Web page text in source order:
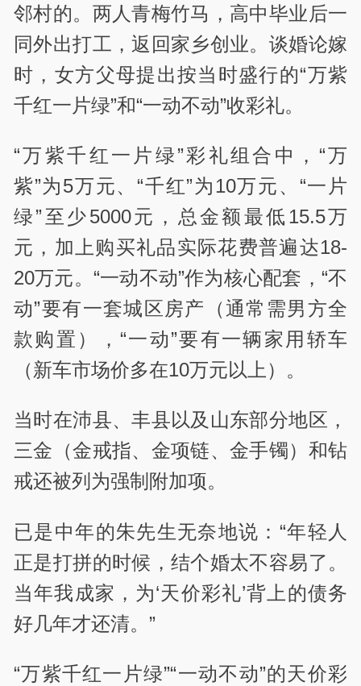
邻村的。两人青梅竹马，高中毕业后一
同外出打工，返回家乡创业。谈婚论嫁
时，女方父母提出按当时盛行的“万紫
千红一片绿”和“一动不动”收彩礼。
“万紫千红一片绿”彩礼组合中，“万
紫”为5万元、“千红”为10万元、“一片
绿”至少5000元，总金额最低15.5万
元，加上购买礼品实际花费普遍达18-
20万元。“一动不动”作为核心配套，“不
动”要有一套城区房产（通常需男方全
款购置），“一动”要有一辆家用轿车
（新车市场价多在10万元以上）。
当时在沛县、丰县以及山东部分地区，
三金（金戒指、金项链、金手镯）和钻
戒还被列为强制附加项。
已是中年的朱先生无奈地说：“年轻人
正是打拼的时候，结个婚太不容易了。
当年我成家，为‘天价彩礼’背上的债务
好几年才还清。”
“万紫千红一片绿”“一动不动”的天价彩